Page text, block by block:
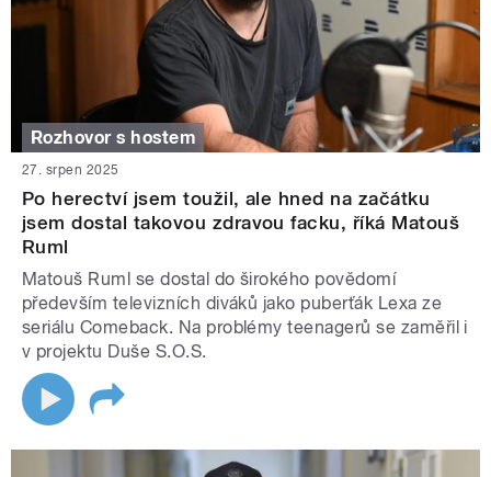
Rozhovor s hostem
27. srpen 2025
Po herectví jsem toužil, ale hned na začátku
jsem dostal takovou zdravou facku, říká Matouš
Ruml
Matouš Ruml se dostal do širokého povědomí
především televizních diváků jako puberťák Lexa ze
seriálu Comeback. Na problémy teenagerů se zaměřil i
v projektu Duše S.O.S.